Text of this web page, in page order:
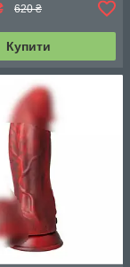
620 ₴
Купити